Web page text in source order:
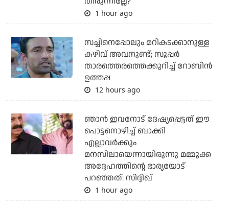
1 hour ago
സച്ചിനെപ്പോലും മറികടക്കാനുള്ള
കഴിവ് അവനുണ്ട്; സൂപ്പര്‍
താരത്തെരത്തെക്കുറിച്ച് റോബിന്‍
ഉത്തപ്പ
12 hours ago
ഞാന്‍ ഇവനോട് ദേഷ്യപ്പെട്ടത് ഈ
പൊട്ടനൊഴിച്ച് ബാക്കി
എല്ലാവര്‍ക്കും
മനസിലായെന്നായിരുന്നു മമ്മൂക്ക
അദ്ദേഹത്തിന്റെ ഭാര്യയോട്
പറഞ്ഞത്: സിദ്ദിഖ്
1 hour ago